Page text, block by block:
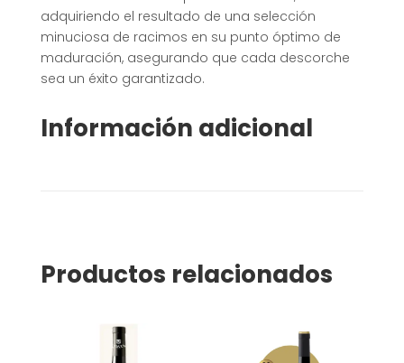
adquiriendo el resultado de una selección
minuciosa de racimos en su punto óptimo de
maduración, asegurando que cada descorche
sea un éxito garantizado.
Información adicional
Productos relacionados